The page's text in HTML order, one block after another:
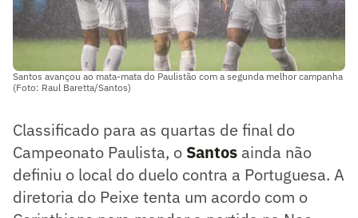
Santos avançou ao mata-mata do Paulistão com a segunda melhor campanha
(Foto: Raul Baretta/Santos)
Classificado para as quartas de final do
Campeonato Paulista, o Santos ainda não
definiu o local do duelo contra a Portuguesa. A
diretoria do Peixe tenta um acordo com o